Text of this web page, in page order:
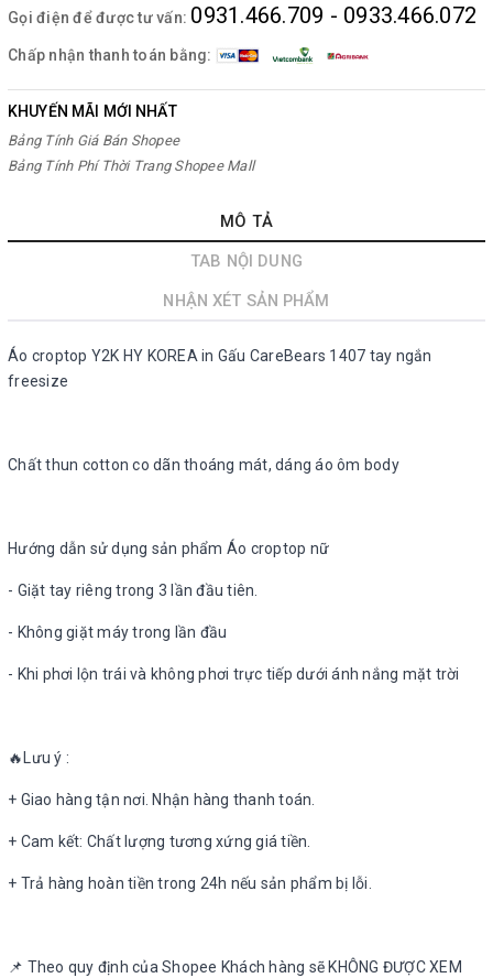
Gọi điện để được tư vấn: 0931.466.709 - 0933.466.072
Chấp nhận thanh toán bằng:
KHUYẾN MÃI MỚI NHẤT
Bảng Tính Giá Bán Shopee
Bảng Tính Phí Thời Trang Shopee Mall
MÔ TẢ
TAB NỘI DUNG
NHẬN XÉT SẢN PHẨM
Áo croptop Y2K HY KOREA in Gấu CareBears 1407 tay ngắn
freesize
Chất thun cotton co dãn thoáng mát, dáng áo ôm body
Hướng dẫn sử dụng sản phẩm Áo croptop nữ
- Giặt tay riêng trong 3 lần đầu tiên.
- Không giặt máy trong lần đầu
- Khi phơi lộn trái và không phơi trực tiếp dưới ánh nắng mặt trời
🔥Lưu ý :
+ Giao hàng tận nơi. Nhận hàng thanh toán.
+ Cam kết: Chất lượng tương xứng giá tiền.
+ Trả hàng hoàn tiền trong 24h nếu sản phẩm bị lỗi.
📌 Theo quy định của Shopee Khách hàng sẽ KHÔNG ĐƯỢC XEM